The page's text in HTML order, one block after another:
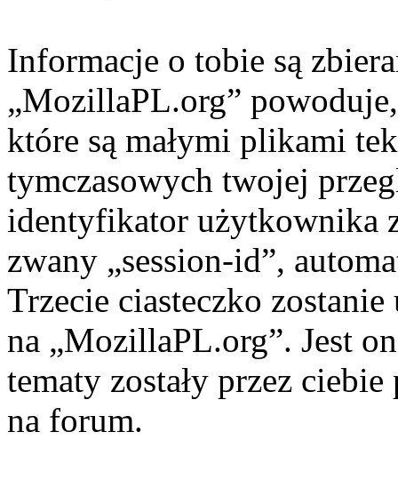
Informacje o tobie są
„MozillaPL.org”
które są małymi plikami
tymczasowych twojej
identyfikator użytkownika
zwany „session-id”,
Trzecie ciasteczko
na „MozillaPL.org”. Jest
tematy zostały przez
na forum.